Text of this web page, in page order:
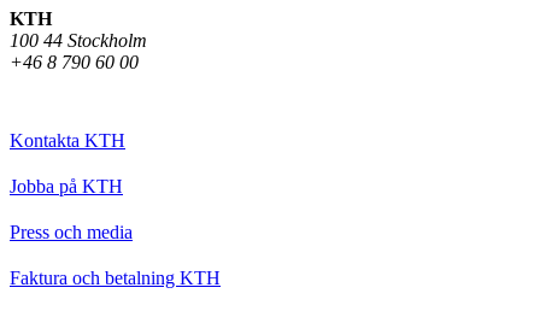
KTH
100 44 Stockholm
+46 8 790 60 00
Kontakta KTH
Jobba på KTH
Press och media
Faktura och betalning KTH